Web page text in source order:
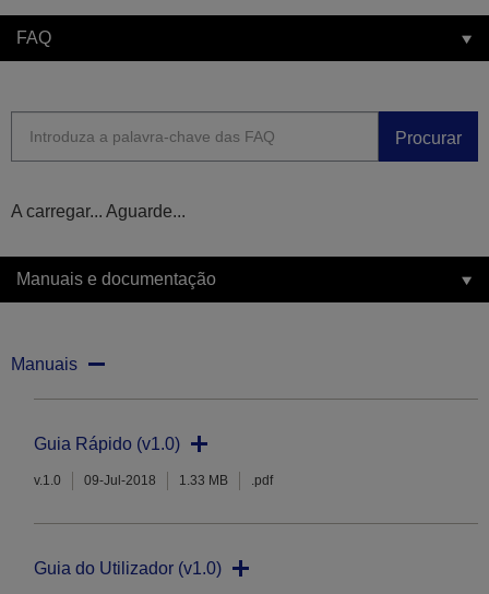
FAQ
Procurar
A carregar... Aguarde...
Manuais e documentação
Manuais
Guia Rápido (v1.0)
v.1.0 09-Jul-2018 1.33 MB .pdf
Guia do Utilizador (v1.0)